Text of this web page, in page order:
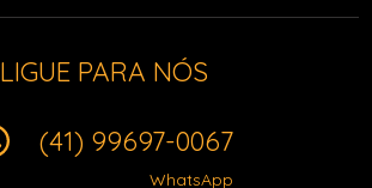
LIGUE PARA NÓS
(41) 99697-0067
WhatsApp